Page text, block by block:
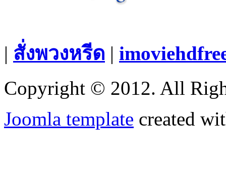
| สั่งพวงหรีด |
Copyright © 2012. All
Joomla template created